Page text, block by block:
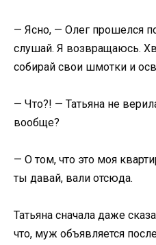
— Ясно, — Олег прошелся
слушай. Я возвращаюсь.
собирай свои шмотки и
— Что?! — Татьяна не
вообще?
— О том, что это моя
ты давай, вали отсюда.
Татьяна сначала даже
что, муж объявляется